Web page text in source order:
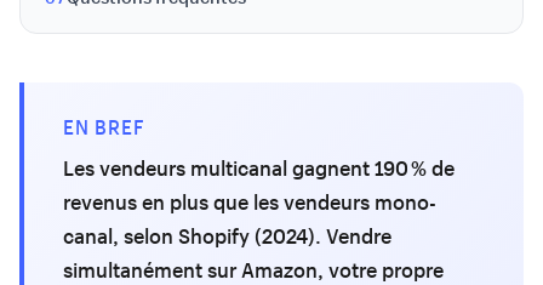
EN BREF
Les vendeurs multicanal gagnent 190 % de
revenus en plus que les vendeurs mono-
canal, selon Shopify (2024). Vendre
simultanément sur Amazon, votre propre